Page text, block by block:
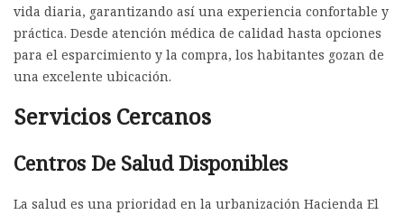
vida diaria, garantizando así una experiencia confortable y
práctica. Desde atención médica de calidad hasta opciones
para el esparcimiento y la compra, los habitantes gozan de
una excelente ubicación.
Servicios Cercanos
Centros De Salud Disponibles
La salud es una prioridad en la urbanización Hacienda El